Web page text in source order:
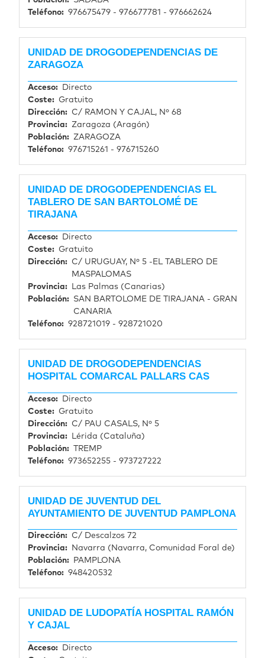
Teléfono
976675479 - 976677781 - 976662624
UNIDAD DE DROGODEPENDENCIAS DE
ZARAGOZA
Acceso
Directo
Coste
Gratuito
Dirección
C/ RAMON Y CAJAL, Nº 68
Provincia
Zaragoza (Aragón)
Población
ZARAGOZA
Teléfono
976715261 - 976715260
UNIDAD DE DROGODEPENDENCIAS EL
TABLERO DE SAN BARTOLOMÉ DE
TIRAJANA
Acceso
Directo
Coste
Gratuito
Dirección
C/ URUGUAY, Nº 5 -EL TABLERO DE
MASPALOMAS
Provincia
Las Palmas (Canarias)
Población
SAN BARTOLOME DE TIRAJANA - GRAN
CANARIA
Teléfono
928721019 - 928721020
UNIDAD DE DROGODEPENDENCIAS
HOSPITAL COMARCAL PALLARS CAS
Acceso
Directo
Coste
Gratuito
Dirección
C/ PAU CASALS, Nº 5
Provincia
Lérida (Cataluña)
Población
TREMP
Teléfono
973652255 - 973727222
UNIDAD DE JUVENTUD DEL
AYUNTAMIENTO DE JUVENTUD PAMPLONA
Dirección
C/ Descalzos 72
Provincia
Navarra (Navarra, Comunidad Foral de)
Población
PAMPLONA
Teléfono
948420532
UNIDAD DE LUDOPATÍA HOSPITAL RAMÓN
Y CAJAL
Acceso
Directo